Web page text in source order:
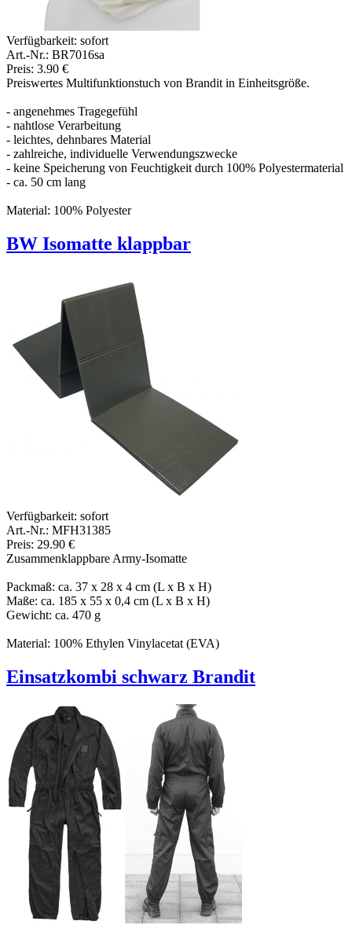
Verfügbarkeit: sofort
Art.-Nr.: BR7016sa
Preis: 3.90 €
Preiswertes Multifunktionstuch von Brandit in Einheitsgröße.
- angenehmes Tragegefühl
- nahtlose Verarbeitung
- leichtes, dehnbares Material
- zahlreiche, individuelle Verwendungszwecke
- keine Speicherung von Feuchtigkeit durch 100% Polyestermaterial
- ca. 50 cm lang
Material: 100% Polyester
BW Isomatte klappbar
Verfügbarkeit: sofort
Art.-Nr.: MFH31385
Preis: 29.90 €
Zusammenklappbare Army-Isomatte
Packmaß: ca. 37 x 28 x 4 cm (L x B x H)
Maße: ca. 185 x 55 x 0,4 cm (L x B x H)
Gewicht: ca. 470 g
Material: 100% Ethylen Vinylacetat (EVA)
Einsatzkombi schwarz Brandit